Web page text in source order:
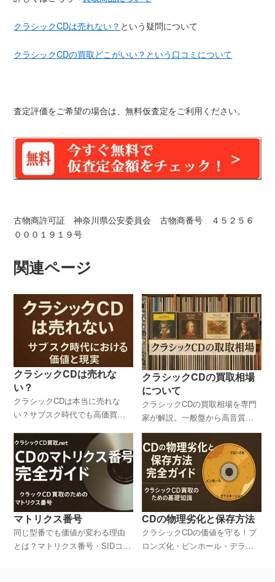
クラシックCDは売れない？ という疑問について
クラシックCDの買取どこがいい？という口コミについて
査定評価をご希望の場合は、無料仮査定をご利用ください。
古物商許可証 神奈川県公安委員会 古物商番号 ４５２５６
０００１９１９号
関連ページ
クラシックCDは売れな
い？
クラシックCDは本当に売れな
い？サブスク時代でも高価買取
極め方を解説。 「クラシック
CDは売れない」と思っていませ
んか？実は今も高値で取引され
る希少盤やコレクター向け商品
があります。本記事では、CD離
れが進む現代におけるクラシッ
クCDの価値と、高く売るための
ポイントを解説します。
クラシックCDの買取相場
について
クラシックCDの買取相場を専門
家が解説。一般盤から高音質・
希少盤までの価格帯、査定額を
左右する要因、高く売るための
コツを詳しく紹介。
マトリクス番号
同じ型番でも価値が変わる理由
とは？マトリクス番号・SIDコー
CDの物理劣化と保存方法
クラシックCDの価値を守る！ブ
ロンズ化・ピンホール・デラミ